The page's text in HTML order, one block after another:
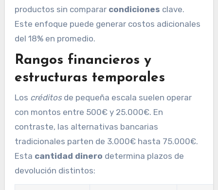
productos sin comparar condiciones clave.
Este enfoque puede generar costos adicionales
del 18% en promedio.
Rangos financieros y
estructuras temporales
Los créditosde pequeña escala suelen operar
con montos entre 500€ y 25.000€. En
contraste, las alternativas bancarias
tradicionales parten de 3.000€ hasta 75.000€.
Esta cantidad dinero determina plazos de
devolución distintos: